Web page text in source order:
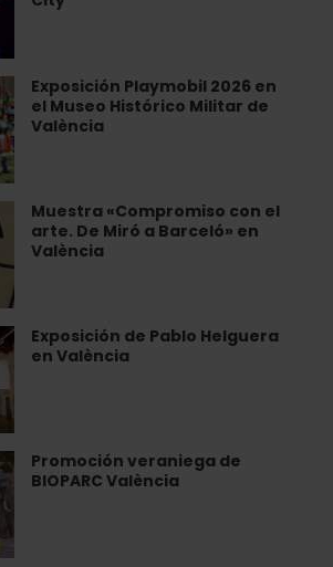
Exposición Playmobil 2026 en
el Museo Histórico Militar de
València
Muestra «Compromiso con el
arte. De Miró a Barceló» en
València
Exposición de Pablo Helguera
en València
Promoción veraniega de
BIOPARC València